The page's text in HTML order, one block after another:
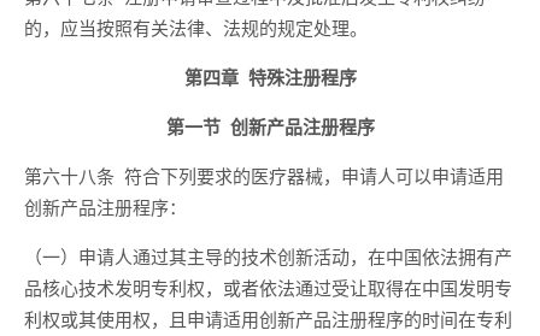
的，应当按照有关法律、法规的规定处理。
第四章 特殊注册程序
第一节 创新产品注册程序
第六十八条 符合下列要求的医疗器械，申请人可以申请适用
创新产品注册程序：
（一）申请人通过其主导的技术创新活动，在中国依法拥有产
品核心技术发明专利权，或者依法通过受让取得在中国发明专
利权或其使用权，且申请适用创新产品注册程序的时间在专利